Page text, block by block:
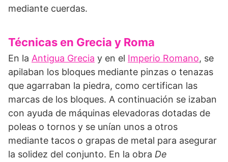
mediante cuerdas.
Técnicas en Grecia y Roma
En la Antigua Grecia y en el Imperio Romano, se
apilaban los bloques mediante pinzas o tenazas
que agarraban la piedra, como certifican las
marcas de los bloques. A continuación se izaban
con ayuda de máquinas elevado­ras dotadas de
poleas o tornos y se unían unos a otros
mediante tacos o grapas de metal para asegurar
la solidez del conjun­to. En la obra De